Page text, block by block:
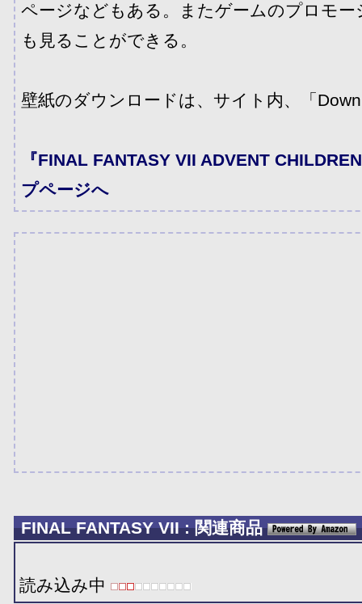
ページなどもある。またゲームのプロモ
も見ることができる。
壁紙のダウンロードは、サイト内、「
『FINAL FANTASY VII ADVENT
プページへ
FINAL FANTASY VII : 関連商品
読み込み中